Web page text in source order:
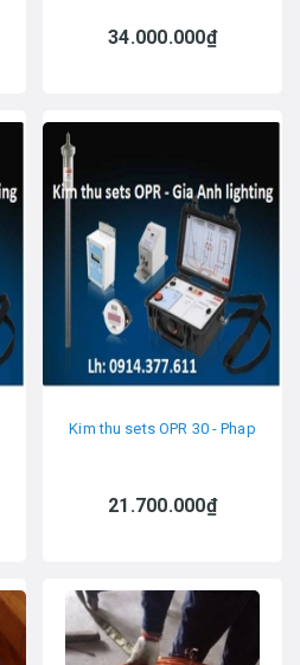
34.000.000₫
Kim thu sets OPR 30 - Phap
21.700.000₫